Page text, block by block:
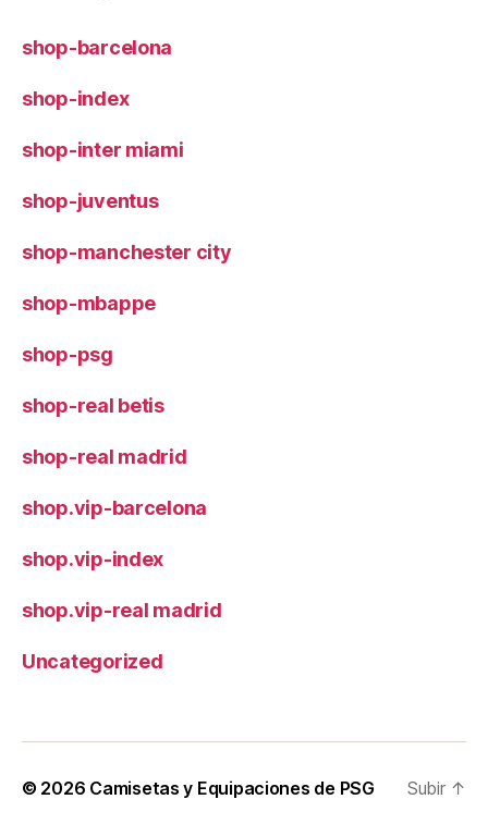
shop-barcelona
shop-index
shop-inter miami
shop-juventus
shop-manchester city
shop-mbappe
shop-psg
shop-real betis
shop-real madrid
shop.vip-barcelona
shop.vip-index
shop.vip-real madrid
Uncategorized
© 2026 Camisetas y Equipaciones de PSG Subir ↑